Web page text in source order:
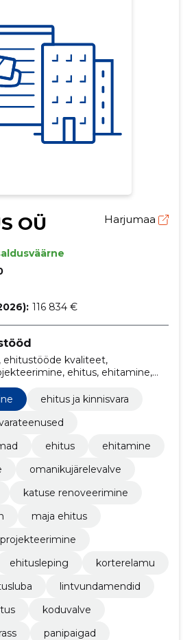
OÜ Harjumaa
116 834 €
ehitustööde kvaliteet,
ehitus, ehitamine,
renoveerimine,
hüdroisolatsioon
ehitus ja kinnisvara
ehitus
ehitamine
omanikujärelevalve
katuse renoveerimine
maja ehitus
ehitusleping
korterelamu
lintvundamendid
koduvalve
panipaigad